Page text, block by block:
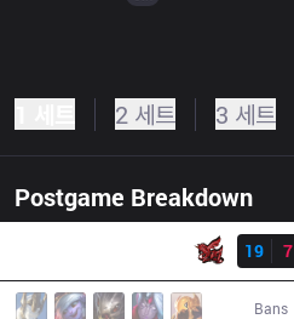
2 세트 3 세트
Postgame Breakdown
19
7
Bans